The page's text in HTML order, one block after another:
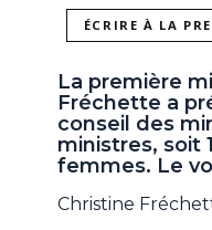
ÉCRIRE À LA
La première
Fréchette a
conseil des
ministres, soit
femmes. Le
Christine